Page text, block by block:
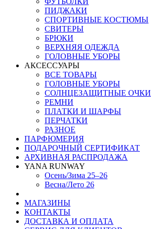
ПИДЖАКИ
СПОРТИВНЫЕ КОСТЮМЫ
СВИТЕРЫ
БРЮКИ
ВЕРХНЯЯ ОДЕЖДА
ГОЛОВНЫЕ УБОРЫ
АКСЕССУАРЫ
ВСЕ ТОВАРЫ
ГОЛОВНЫЕ УБОРЫ
СОЛНЦЕЗАЩИТНЫЕ ОЧКИ
РЕМНИ
ПЛАТКИ И ШАРФЫ
ПЕРЧАТКИ
РАЗНОЕ
ПАРФЮМЕРИЯ
ПОДАРОЧНЫЙ СЕРТИФИКАТ
АРХИВНАЯ РАСПРОДАЖА
YANA RUNWAY
Осень/Зима 25–26
Весна/Лето 26
МАГАЗИНЫ
КОНТАКТЫ
ДОСТАВКА И ОПЛАТА